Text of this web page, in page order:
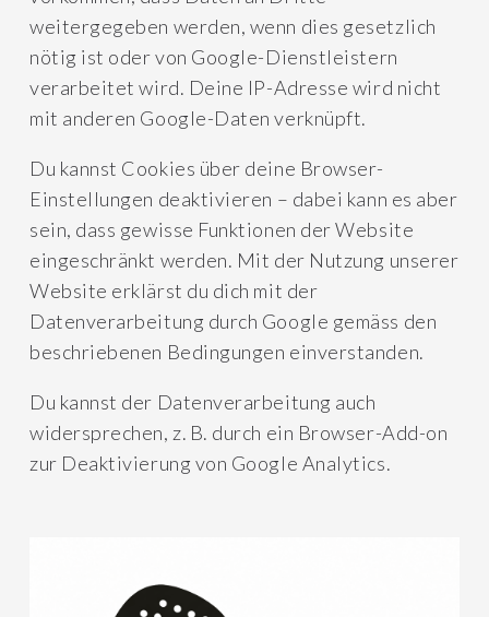
weitergegeben werden, wenn dies gesetzlich
nötig ist oder von Google-Dienstleistern
verarbeitet wird. Deine IP-Adresse wird nicht
mit anderen Google-Daten verknüpft.
Du kannst Cookies über deine Browser-
Einstellungen deaktivieren – dabei kann es aber
sein, dass gewisse Funktionen der Website
eingeschränkt werden. Mit der Nutzung unserer
Website erklärst du dich mit der
Datenverarbeitung durch Google gemäss den
beschriebenen Bedingungen einverstanden.
Du kannst der Datenverarbeitung auch
widersprechen, z. B. durch ein Browser-Add-on
zur Deaktivierung von Google Analytics.